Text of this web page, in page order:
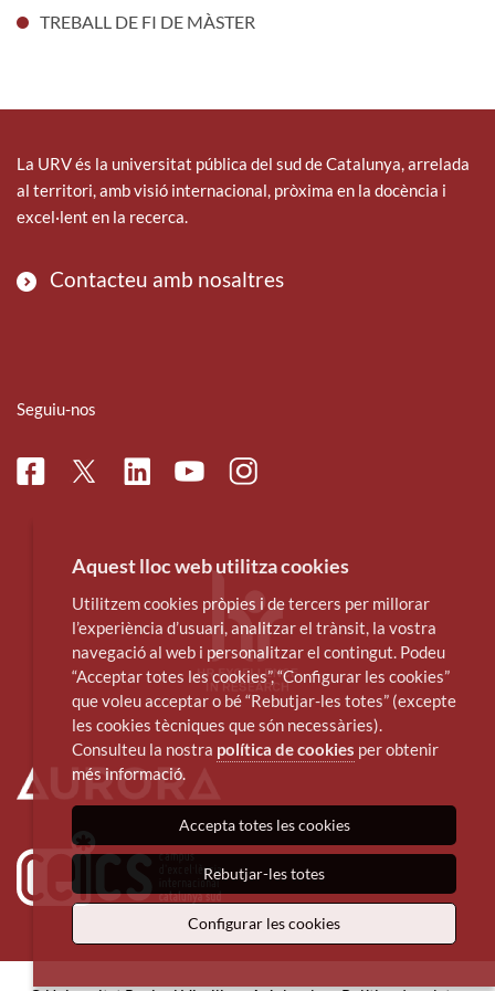
TREBALL DE FI DE MÀSTER
La URV és la universitat pública del sud de Catalunya, arrelada
al territori, amb visió internacional, pròxima en la docència i
excel·lent en la recerca.
Contacteu amb nosaltres
Seguiu-nos
FacebookTwitterLinkedinYoutubeInstagram
Aquest lloc web utilitza cookies
Utilitzem cookies pròpies i de tercers per millorar
l’experiència d’usuari, analitzar el trànsit, la vostra
navegació al web i personalitzar el contingut. Podeu
“Acceptar totes les cookies”, “Configurar les cookies”
que voleu acceptar o bé “Rebutjar-les totes” (excepte
les cookies tècniques que són necessàries).
Consulteu la nostra política de cookies per obtenir
més informació.
Accepta totes les cookies
Rebutjar-les totes
Configurar les cookies